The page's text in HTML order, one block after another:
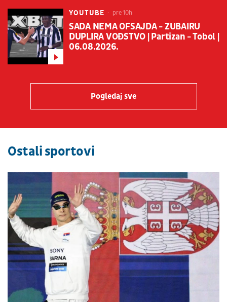
YOUTUBE pre 10h
SADA NEMA OFSAJDA - ZUBAIRU
DUPLIRA VOĐSTVO | Partizan - Tobol |
06.08.2026.
Pogledaj sve
Ostali sportovi